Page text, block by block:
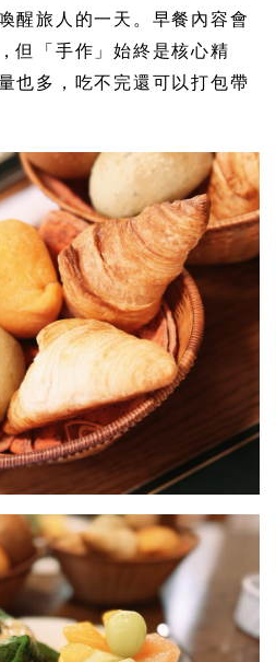
醒旅人的一天。早餐內容會
但「手作」始終是核心精
也多，吃不完還可以打包帶